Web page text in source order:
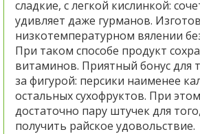
сладкие, с легкой кислинкой:
удивляет даже гурманов.
низкотемпературном вялении
При таком способе продукт
витаминов. Приятный бонус для
за фигурой: персики наименее
остальных сухофруктов. При
достаточно пару штучек для
получить райское удовольствие.